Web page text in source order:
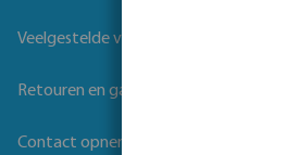
Veelgestelde vragen
Retouren en garantie
Contact opnemen